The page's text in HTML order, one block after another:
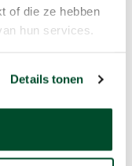
of die ze hebben
hun services.
Details tonen